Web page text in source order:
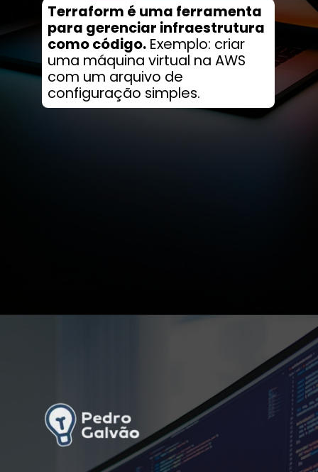
Terraform é uma ferramenta
para gerenciar infraestrutura
como código. Exemplo: criar
uma máquina virtual na AWS
com um arquivo de
configuração simples.